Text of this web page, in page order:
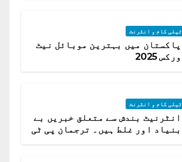
ٹیلی کام و انٹرنٹ
پاکستان میں بہترین موبائل نیٹ
ورکس 2025
ٹیلی کام و انٹرنٹ
انٹرنیٹ بندش سے متعلق خبریں بے
بنیاد اور غلط ہیں۔ ترجمان پی ٹی